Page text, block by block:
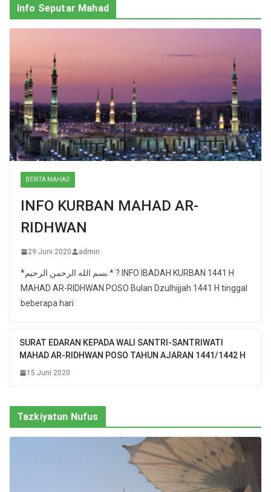
Info Seputar Mahad
BERITA MAHAD
INFO KURBAN MAHAD AR-
RIDHWAN
29 Juni 2020 admin
*بسم الله الرحمن الرحيم.* ? INFO IBADAH KURBAN 1441 H
MAHAD AR-RIDHWAN POSO Bulan Dzulhijjah 1441 H tinggal
beberapa hari
SURAT EDARAN KEPADA WALI SANTRI-SANTRIWATI
MAHAD AR-RIDHWAN POSO TAHUN AJARAN 1441/1442 H
15 Juni 2020
Tazkiyatun Nufus